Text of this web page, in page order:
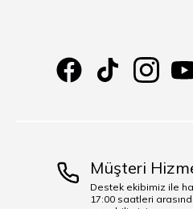
Müşteri
Destek ekibimiz ile
17:00 saatleri